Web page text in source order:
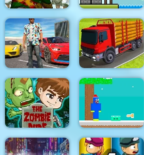
Dibbles 4 A Christmas
Crisis
Janissary Tower
Gangster Shooting
Police Game
Indian Truck
Simulator 3D